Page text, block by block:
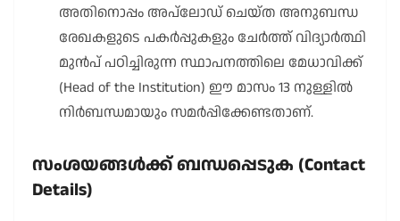
അതിനൊപ്പം അപ്‌ലോഡ് ചെയ്ത അനുബന്ധ
രേഖകളുടെ പകർപ്പുകളും ചേർത്ത് വിദ്യാർത്ഥി
മുൻപ് പഠിച്ചിരുന്ന സ്ഥാപനത്തിലെ മേധാവിക്ക്
(Head of the Institution) ഈ മാസം 13 നുള്ളിൽ
നിർബന്ധമായും സമർപ്പിക്കേണ്ടതാണ്.
സംശയങ്ങൾക്ക് ബന്ധപ്പെടുക (Contact
Details)